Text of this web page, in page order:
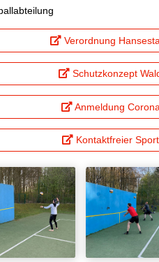
Verordnung
Schutzkonzept
Anmeldung
Kontaktfreier